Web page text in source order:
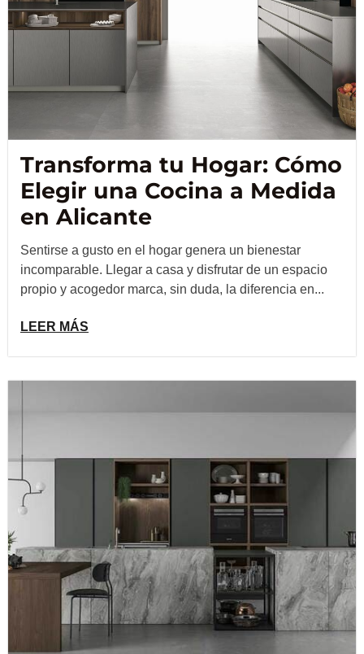
Transforma tu Hogar: Cómo
Elegir una Cocina a Medida
en Alicante
Sentirse a gusto en el hogar genera un bienestar
incomparable. Llegar a casa y disfrutar de un espacio
propio y acogedor marca, sin duda, la diferencia en...
LEER MÁS